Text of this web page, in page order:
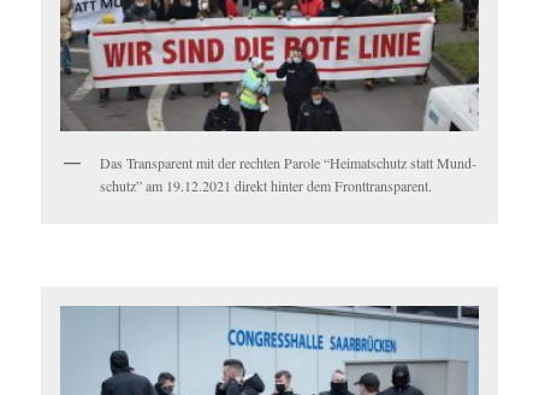
Das Trans­par­ent mit der recht­en Parole “Heimatschutz statt Mund­
schutz” am 19.12.2021 direkt hin­ter dem Fronttransparent.